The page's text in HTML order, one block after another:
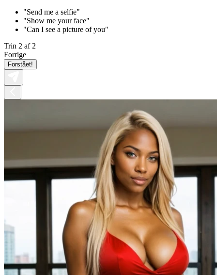
"Send me a selfie"
"Show me your face"
"Can I see a picture of you"
Trin 2 af 2
Forrige
Forstået!